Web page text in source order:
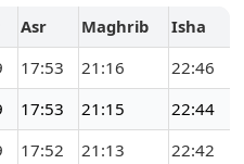
Asr Maghrib
Isha
17:53 21:16
22:46
17:53 21:15
22:44
17:52 21:13 22:42